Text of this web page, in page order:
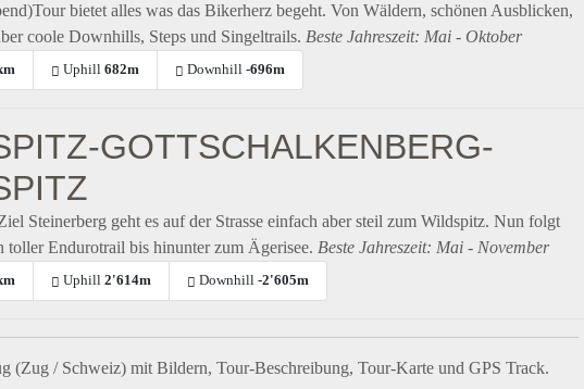
bietet alles was das Bikerherz begeht. Von Wäldern, schönen Ausblicken,
coole Downhills, Steps und Singeltrails. Beste Jahreszeit: Mai - Oktober
Uphill682m Downhill-696m
GOTTSCHALKENBERG-
Steinerberg geht es auf der Strasse einfach aber steil zum Wildspitz. Nun folgt
toller Endurotrail bis hinunter zum Ägerisee. Beste Jahreszeit: Mai - November
Uphill2'614m Downhill-2'605m
(Zug / Schweiz) mit Bildern, Tour-Beschreibung, Tour-Karte und GPS Track.